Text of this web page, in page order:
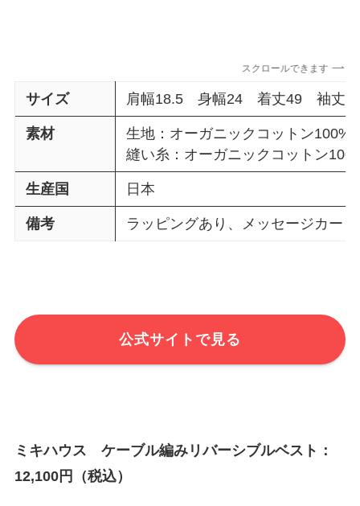
スクロールできます
サイズ 肩幅18.5 身幅24 着丈49 袖丈
素材
生地：オーガニックコットン100%
縫い糸：オーガニックコットン
生産国 日本
備考 ラッピングあり、メッセージカー
公式サイトで見る
ミキハウス ケーブル編みリバーシブルベスト：
12,100円（税込）